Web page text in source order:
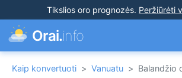
Tikslios oro prognozės. Peržiūrėti
Orai.info
Kaip konvertuoti > Vanuatu > Balandžio